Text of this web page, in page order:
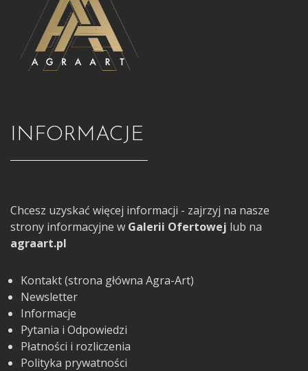
INFORMACJE
Chcesz uzyskać więcej informacji - zajrzyj na nasze
strony informacyjne w Galerii Ofertowej lub na
agraart.pl
Kontakt (strona główna Agra-Art)
Newsletter
Informacje
Pytania i Odpowiedzi
Płatności i rozliczenia
Polityka prywatności